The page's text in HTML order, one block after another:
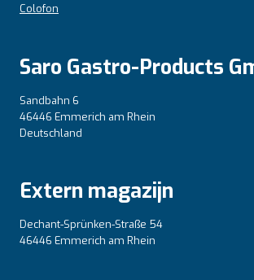
Colofon
Saro Gastro-Products
Sandbahn 6
46446 Emmerich am Rhein
Deutschland
Extern magazijn
Dechant-Sprünken-Straße 54
46446 Emmerich am Rhein